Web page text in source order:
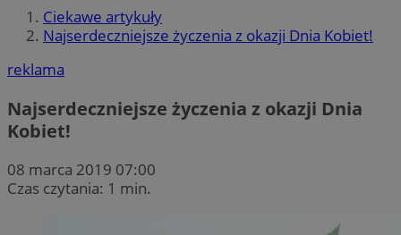
Ciekawe artykuły
Najserdeczniejsze życzenia z okazji Dnia Kobiet!
reklama
Najserdeczniejsze życzenia z okazji Dnia
Kobiet!
08 marca 2019 07:00
Czas czytania: 1 min.